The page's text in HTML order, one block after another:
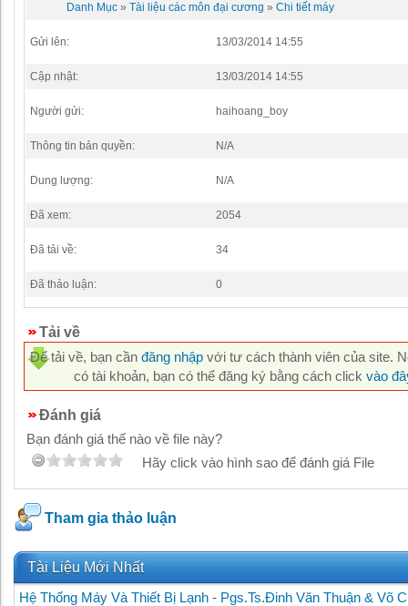
Danh Mục » Tài liệu các môn đại cương » Chi tiết máy
Gửi lên: 13/03/2014 14:55
Cập nhật: 13/03/2014 14:55
Người gửi: haihoang_boy
Thông tin bản quyền: N/A
Dung lượng: N/A
Đã xem: 2054
Đã tải về: 34
Đã thảo luận: 0
Tải về
Để tải về, bạn cần đăng nhập với tư cách thành viên của site.
có tài khoản, bạn có thể đăng ký bằng cách click vào
Đánh giá
Bạn đánh giá thế nào về file này?
Hãy click vào hình sao để đánh giá File
Tham gia thảo luận
Tài Liệu Mới Nhất
Hệ Thống Máy Và Thiết Bị Lạnh - Pgs.Ts.Đinh Văn Thuận & Võ